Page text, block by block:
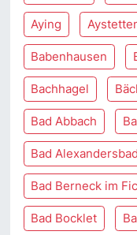
Aying
Babenhausen
Bachhagel
Bad Abbach
Bad Alexandersbad
Bad Berneck im
Bad Bocklet